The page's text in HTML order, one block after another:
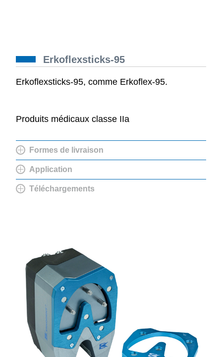
Erkoflexsticks-95
Erkoflexsticks-95, comme Erkoflex-95.
Produits médicaux classe IIa
Formes de livraison
Application
Téléchargements